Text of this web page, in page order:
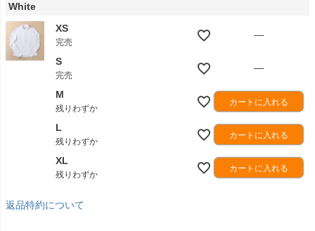
White
XS
完売
—
S
完売
—
M
残りわずか
カートに入れる
L
残りわずか
カートに入れる
XL
残りわずか
カートに入れる
返品特約について